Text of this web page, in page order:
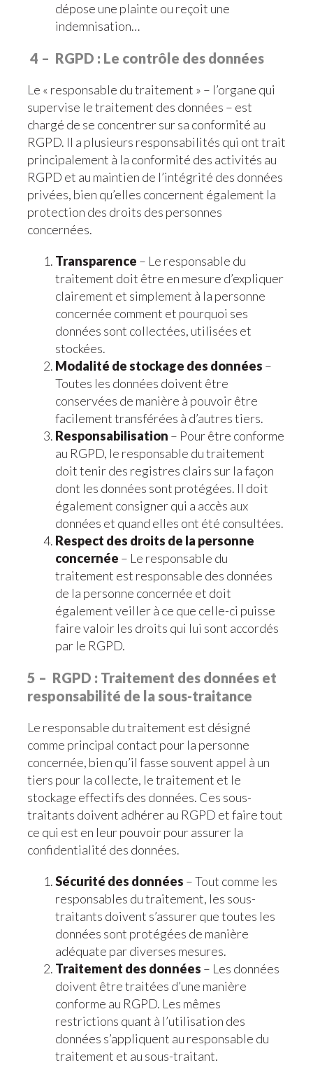
dépose une plainte ou reçoit une
indemnisation…
4 – RGPD : Le contrôle des données
Le « responsable du traitement » – l’organe qui
supervise le traitement des données – est
chargé de se concentrer sur sa conformité au
RGPD. Il a plusieurs responsabilités qui ont trait
principalement à la conformité des activités au
RGPD et au maintien de l’intégrité des données
privées, bien qu’elles concernent également la
protection des droits des personnes
concernées.
Transparence – Le responsable du
traitement doit être en mesure d’expliquer
clairement et simplement à la personne
concernée comment et pourquoi ses
données sont collectées, utilisées et
stockées.
Modalité de stockage des données –
Toutes les données doivent être
conservées de manière à pouvoir être
facilement transférées à d’autres tiers.
Responsabilisation – Pour être conforme
au RGPD, le responsable du traitement
doit tenir des registres clairs sur la façon
dont les données sont protégées. Il doit
également consigner qui a accès aux
données et quand elles ont été consultées.
Respect des droits de la personne
concernée – Le responsable du
traitement est responsable des données
de la personne concernée et doit
également veiller à ce que celle-ci puisse
faire valoir les droits qui lui sont accordés
par le RGPD.
5 – RGPD : Traitement des données et
responsabilité de la sous-traitance
Le responsable du traitement est désigné
comme principal contact pour la personne
concernée, bien qu’il fasse souvent appel à un
tiers pour la collecte, le traitement et le
stockage effectifs des données. Ces sous-
traitants doivent adhérer au RGPD et faire tout
ce qui est en leur pouvoir pour assurer la
confidentialité des données.
Sécurité des données – Tout comme les
responsables du traitement, les sous-
traitants doivent s’assurer que toutes les
données sont protégées de manière
adéquate par diverses mesures.
Traitement des données – Les données
doivent être traitées d’une manière
conforme au RGPD. Les mêmes
restrictions quant à l’utilisation des
données s’appliquent au responsable du
traitement et au sous-traitant.